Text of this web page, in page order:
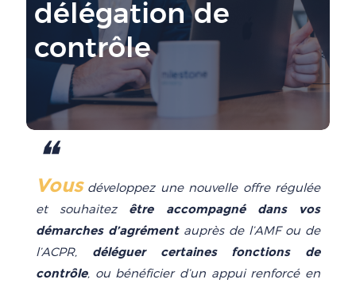
délégation de
contrôle
❝
Vousdéveloppez une nouvelle offre régulée
et souhaitez être accompagné dans vos
démarches d’agrémentauprès de l’AMF ou de
l’ACPR, déléguer certaines fonctions de
contrôle, ou bénéficier d’un appui renforcé en